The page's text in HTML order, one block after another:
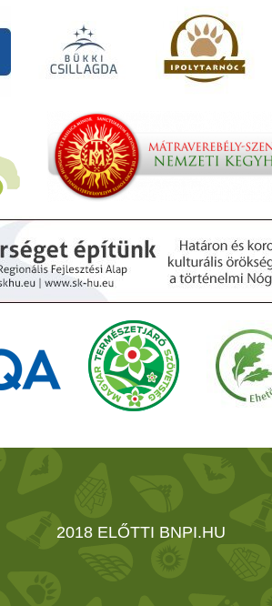
2018 ELŐTTI BNPI.HU